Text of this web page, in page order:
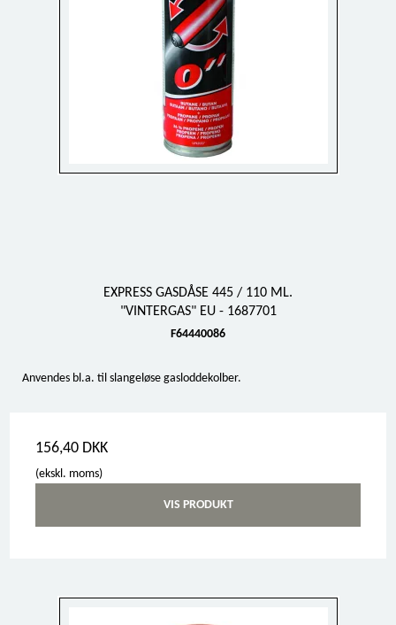
EXPRESS GASDÅSE 445 / 110 ML.
"VINTERGAS" EU - 1687701
F64440086
Anvendes bl.a. til slangeløse gasloddekolber.
156,40 DKK
(ekskl. moms)
VIS PRODUKT